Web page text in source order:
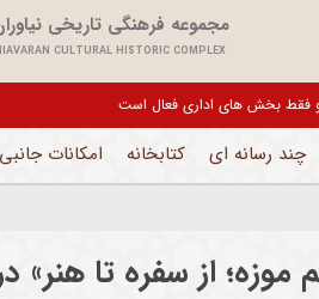
مجموعه فرهنگی تاریخی
CULTURAL HISTORIC COMPLEX
و فقط بخش های اداری فعال است
چند رسانه ای کتابخانه امکانات جانبی
از سفره تا هنر»